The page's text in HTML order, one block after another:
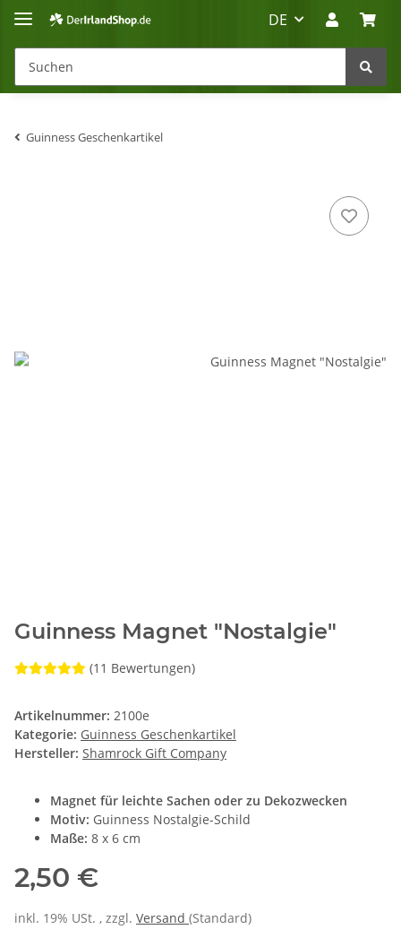
DE
Guinness Geschenkartikel
Guinness Magnet "Nostalgie"
(11 Bewertungen)
Artikelnummer: 2100e
Kategorie: Guinness Geschenkartikel
Hersteller: Shamrock Gift Company
Magnet für leichte Sachen oder zu Dekozwecken
Motiv: Guinness Nostalgie-Schild
Maße: 8 x 6 cm
2,50 €
inkl. 19% USt. , zzgl. Versand (Standard)